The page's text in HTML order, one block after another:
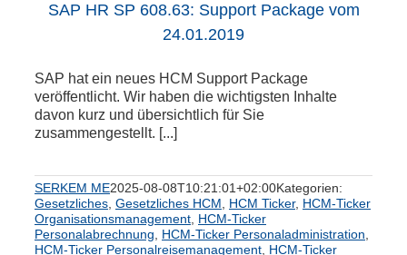
SAP HR SP 608.63: Support Package vom
24.01.2019
SAP hat ein neues HCM Support Package
veröffentlicht. Wir haben die wichtigsten Inhalte
davon kurz und übersichtlich für Sie
zusammengestellt. [...]
SERKEM ME2025-08-08T10:21:01+02:00Kategorien:
Gesetzliches Gesetzliches HCM HCM Ticker, HCM-Ticker
Organisationsmanagement HCM-Ticker
Personalabrechnung
HCM-Ticker Personaladministration
HCM-Ticker Personalreisemanagement HCM-Ticker